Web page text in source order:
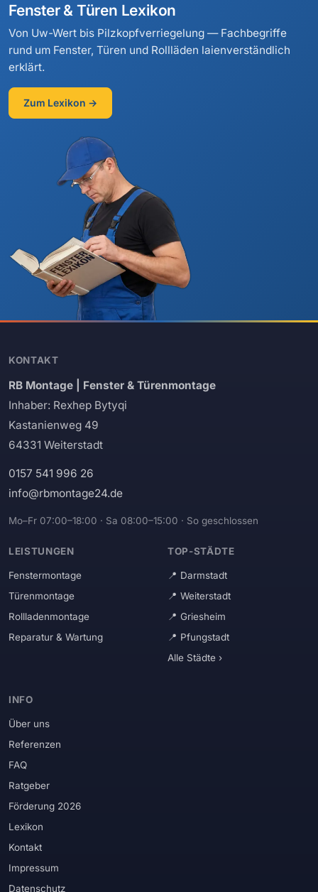
Fenster & Türen Lexikon
Von Uw-Wert bis Pilzkopfverriegelung — Fachbegriffe
rund um Fenster, Türen und Rollläden laienverständlich
erklärt.
Zum Lexikon →
KONTAKT
RB Montage | Fenster & Türenmontage
Inhaber: Rexhep Bytyqi
Kastanienweg 49
64331 Weiterstadt
0157 541 996 26
info@rbmontage24.de
Mo–Fr 07:00–18:00 · Sa 08:00–15:00 · So geschlossen
LEISTUNGEN
Fenstermontage
Türenmontage
Rollladenmontage
Reparatur & Wartung
TOP-STÄDTE
Darmstadt
Weiterstadt
Griesheim
Pfungstadt
Alle Städte ›
INFO
Über uns
Referenzen
FAQ
Ratgeber
Förderung 2026
Lexikon
Kontakt
Impressum
Datenschutz